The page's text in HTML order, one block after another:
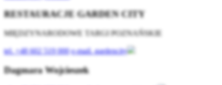
RESTAURACJE GARDEN CITY
MIĘDZYNARODOWE TARGI POZNAŃSKIE
tel.+48 602 519 000 e-mail.gardencity
Dagmara Wojcieszek